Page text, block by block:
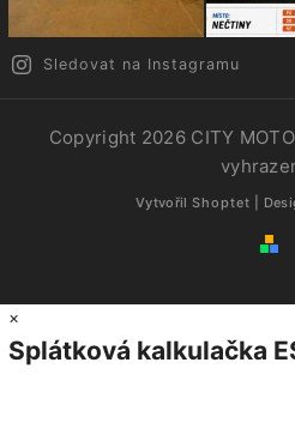
Sledovat na Instagramu
Copyright 2026 CITY
Vytvořil Shoptet |
×
Splátková kalkulačka